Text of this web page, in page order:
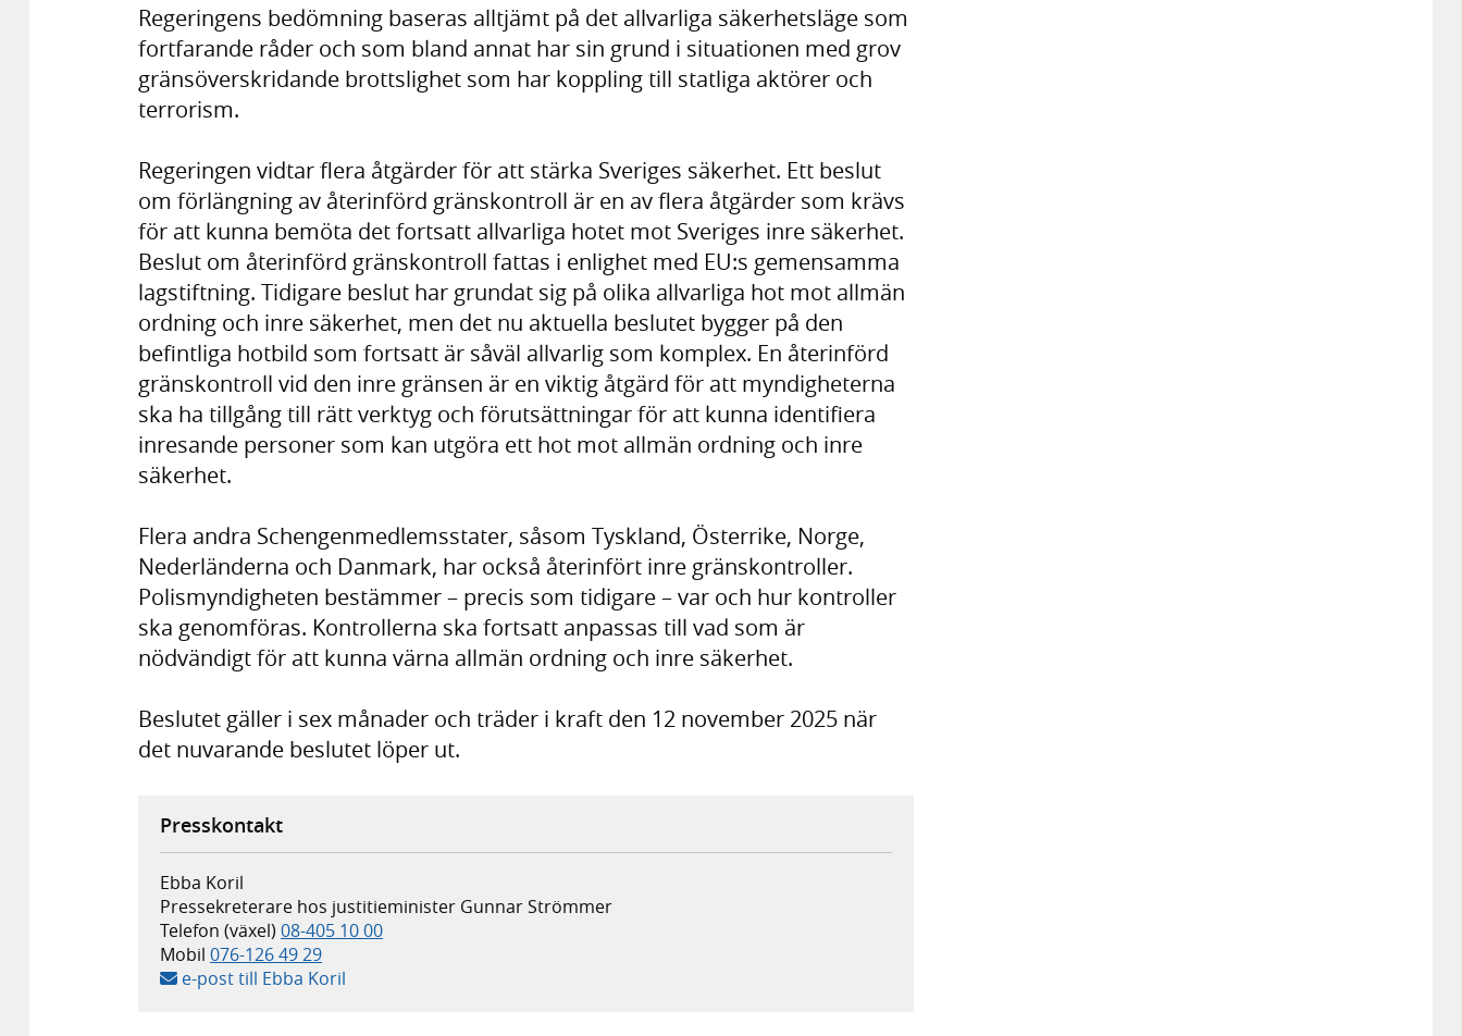
Regeringens bedömning baseras alltjämt på det allvarliga säkerhetsläge som
fortfarande råder och som bland annat har sin grund i situationen med grov
gränsöverskridande brottslighet som har koppling till statliga aktörer och
terrorism.
Regeringen vidtar flera åtgärder för att stärka Sveriges säkerhet. Ett beslut
om förlängning av återinförd gränskontroll är en av flera åtgärder som krävs
för att kunna bemöta det fortsatt allvarliga hotet mot Sveriges inre säkerhet.
Beslut om återinförd gränskontroll fattas i enlighet med EU:s gemensamma
lagstiftning. Tidigare beslut har grundat sig på olika allvarliga hot mot allmän
ordning och inre säkerhet, men det nu aktuella beslutet bygger på den
befintliga hotbild som fortsatt är såväl allvarlig som komplex. En återinförd
gränskontroll vid den inre gränsen är en viktig åtgärd för att myndigheterna
ska ha tillgång till rätt verktyg och förutsättningar för att kunna identifiera
inresande personer som kan utgöra ett hot mot allmän ordning och inre
säkerhet.
Flera andra Schengenmedlemsstater, såsom Tyskland, Österrike, Norge,
Nederländerna och Danmark, har också återinfört inre gränskontroller.
Polismyndigheten bestämmer – precis som tidigare – var och hur kontroller
ska genomföras. Kontrollerna ska fortsatt anpassas till vad som är
nödvändigt för att kunna värna allmän ordning och inre säkerhet.
Beslutet gäller i sex månader och träder i kraft den 12 november 2025 när
det nuvarande beslutet löper ut.
Presskontakt
Ebba Koril
Pressekreterare hos justitieminister Gunnar Strömmer
Telefon (växel) 08-405 10 00
Mobil 076-126 49 29
e-post till Ebba Koril